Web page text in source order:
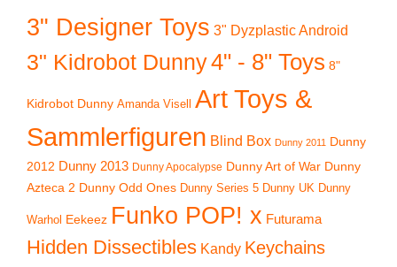
3" Designer Toys 3" Dyzplastic Android
3" Kidrobot Dunny4" - 8" Toys 8"
Kidrobot Dunny Amanda Visell Art Toys &
Sammlerfiguren Blind Box Dunny 2011 Dunny
2012 Dunny 2013 Dunny Apocalypse Dunny Art of War Dunny
Azteca 2 Dunny Odd Ones Dunny Series 5 Dunny UK Dunny
Warhol Eekeez Funko POP! x Futurama
Hidden Dissectibles Kandy Keychains